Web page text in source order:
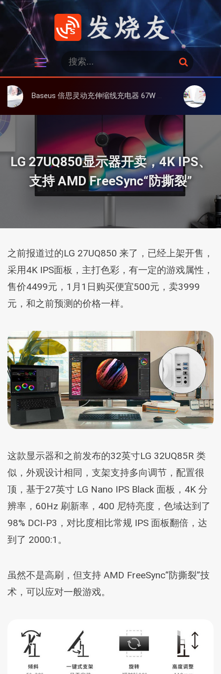
跳
发烧友
：
搜
索
Baseus 倍思灵动充伸缩线充电器 67W 3C，超耐用可伸缩线、氮化镓、3C多设备同时充 大上 Paperlike
LG 27UQ850显示器开卖，4K IPS、
支持 AMD FreeSync“防撕裂”
之前报道过的LG 27UQ850 来了，已经上架开售，
采用4K IPS面板，主打色彩，有一定的游戏属性，
售价4499元，1月1日购买便宜500元，卖3999
元，和之前预测的价格一样。
这款显示器和之前发布的32英寸LG 32UQ85R 类
似，外观设计相同，支架支持多向调节，配置很
顶，基于27英寸 LG Nano IPS Black 面板，4K 分
辨率，60Hz 刷新率，400 尼特亮度，色域达到了
98% DCI-P3，对比度相比常规 IPS 面板翻倍，达
到了 2000:1。
虽然不是高刷，但支持 AMD FreeSync“防撕裂”技
术，可以应对一般游戏。